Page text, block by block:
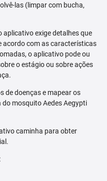
las (limpar com bucha,
aplicativo exige detalhes que
acordo com as características
o aplicativo pode ou
o estágio ou sobre ações
de doenças e mapear os
do mosquito Aedes Aegypti
caminha para obter